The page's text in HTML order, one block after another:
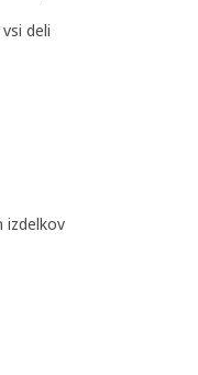
deli
izdelkov